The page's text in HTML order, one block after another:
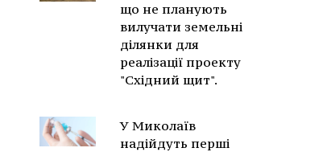
що не планують
вилучати земельні
ділянки для
реалізації проекту
"Східний щит".
У Миколаїв
надійдуть перші